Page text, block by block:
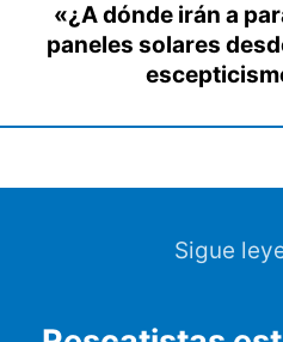
«¿A dónde irán a
paneles solares
Sigue